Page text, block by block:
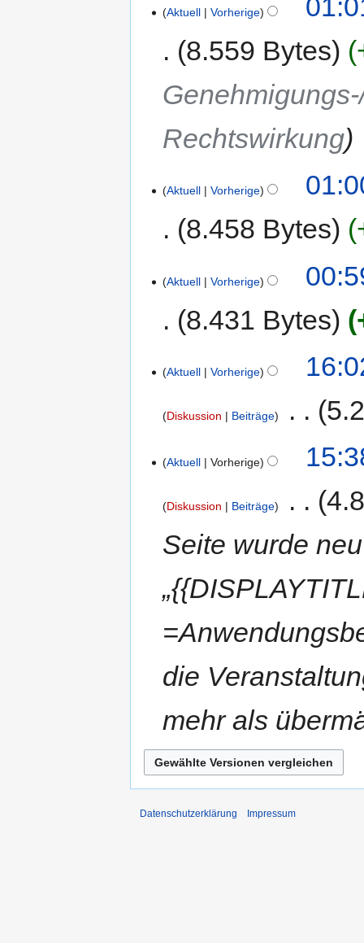
Aktuell Vorherige
8.559 Bytes
Rechtswirkung
Aktuell Vorherige
8.458 Bytes
Aktuell Vorherige
8.431 Bytes
Aktuell Vorherige
Diskussion Beiträge
Aktuell Vorherige
Diskussion Beiträge
Seite wurde
die
mehr als
Datenschutzerklärung Impressum